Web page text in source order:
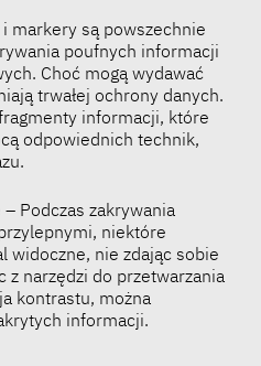
markery są powszechnie
poufnych informacji
Choć mogą wydawać
trwałej ochrony danych.
informacji, które
odpowiednich technik,
Podczas zakrywania
niektóre
widoczne, nie zdając sobie
z narzędzi do przetwarzania
kontrastu, można
informacji.